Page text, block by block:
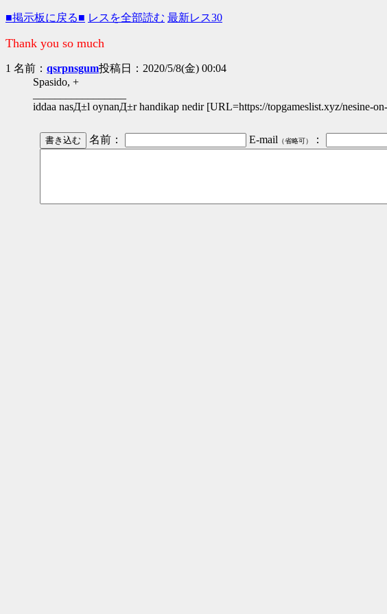
■掲示板に戻る■ レスを全部読む 最新レス30
Thank you so much
1 名前： qsrpnsgum投稿日：2020/5/8(金) 00:04
Spasido, +
iddaa nasД±l oynanД±r handikap nedir [URL=https://topgameslist.xyz/nesine-
名前： E-mail （省略可） ：